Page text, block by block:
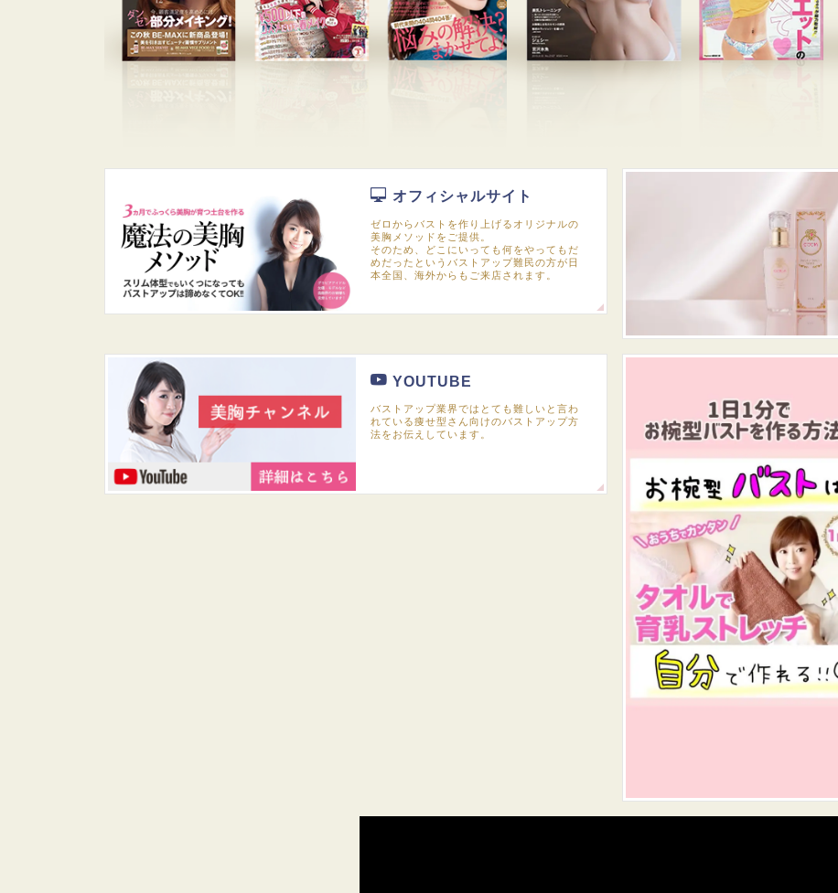
オフィシャルサイト
ゼロからバストを作り上げるオリジナルの
美胸メソッドをご提供。
そのため、どこにいっても何をやってもだ
めだったというバストアップ難民の方が日
本全国、海外からもご来店されます。
YOUTUBE
バストアップ業界ではとても難しいと言わ
れている痩せ型さん向けのバストアップ方
法をお伝えしています。